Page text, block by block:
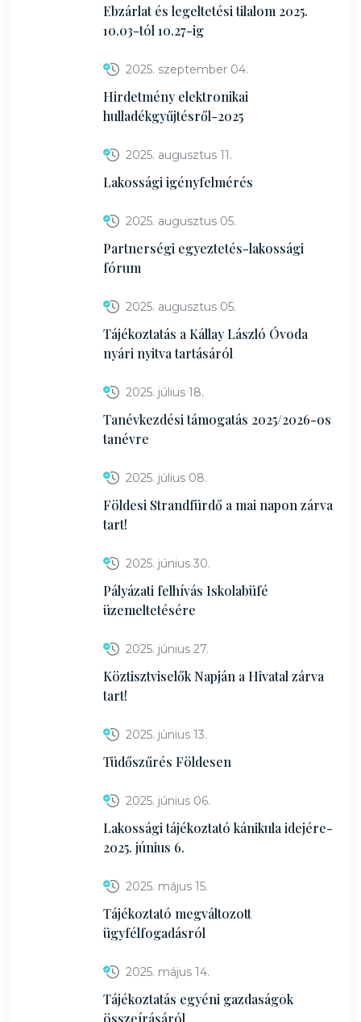
Ebzárlat és legeltetési tilalom 2025.
10.03-tól 10.27-ig
2025. szeptember 04.
Hirdetmény elektronikai
hulladékgyűjtésről-2025
2025. augusztus 11.
Lakossági igényfelmérés
2025. augusztus 05.
Partnerségi egyeztetés-lakossági
fórum
2025. augusztus 05.
Tájékoztatás a Kállay László Óvoda
nyári nyitva tartásáról
2025. július 18.
Tanévkezdési támogatás 2025/2026-os
tanévre
2025. július 08.
Földesi Strandfürdő a mai napon zárva
tart!
2025. június 30.
Pályázati felhívás Iskolabüfé
üzemeltetésére
2025. június 27.
Köztisztviselők Napján a Hivatal zárva
tart!
2025. június 13.
Tüdőszűrés Földesen
2025. június 06.
Lakossági tájékoztató kánikula idejére-
2025. június 6.
2025. május 15.
Tájékoztató megváltozott
ügyfélfogadásról
2025. május 14.
Tájékoztatás egyéni gazdaságok
összeírásáról